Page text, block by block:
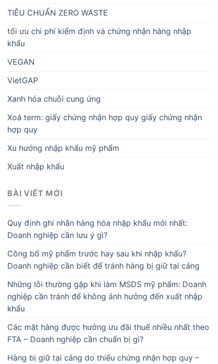
TIÊU CHUẨN ZERO WASTE
tối ưu chi phí kiểm định và chứng nhận hàng nhập
khẩu
VEGAN
VietGAP
Xanh hóa chuỗi cung ứng
Xoá term: giấy chứng nhận hợp quy giấy chứng nhận
hợp quy
Xu hướng nhập khẩu mỹ phẩm
Xuất nhập khẩu
BÀI VIẾT MỚI
Quy định ghi nhãn hàng hóa nhập khẩu mới nhất:
Doanh nghiệp cần lưu ý gì?
Công bố mỹ phẩm trước hay sau khi nhập khẩu?
Doanh nghiệp cần biết để tránh hàng bị giữ tại cảng
Những lỗi thường gặp khi làm MSDS mỹ phẩm: Doanh
nghiệp cần tránh để không ảnh hưởng đến xuất nhập
khẩu
Các mặt hàng được hưởng ưu đãi thuế nhiều nhất theo
FTA – Doanh nghiệp cần chuẩn bị gì?
Hàng bị giữ tại cảng do thiếu chứng nhận hợp quy –